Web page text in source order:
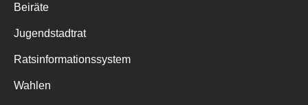
Beiräte
Jugendstadtrat
Ratsinformationssystem
Wahlen